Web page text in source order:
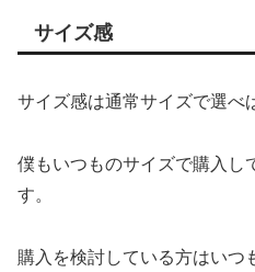
サイズ感
サイズ感は通常サイズで選べ
僕もいつものサイズで購入し
す。
購入を検討している方はいつ